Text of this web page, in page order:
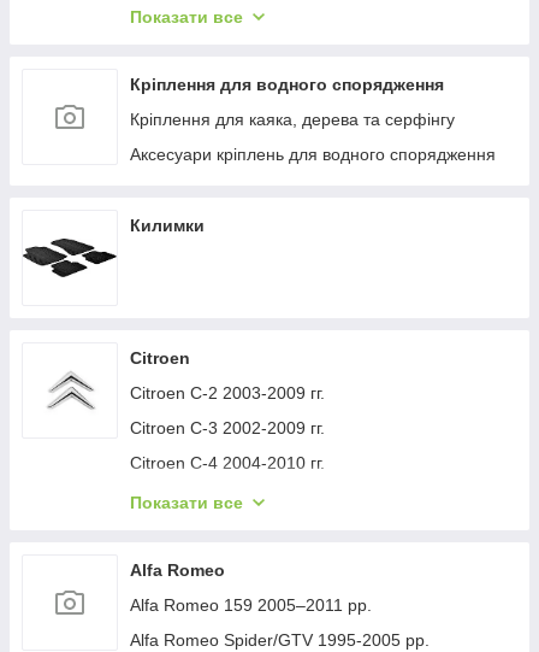
Палатки на дах
Бокси на фаркоп
Показати все
Кріплення для водного спорядження
Кріплення для каяка, дерева та серфінгу
Аксесуари кріплень для водного спорядження
Килимки
Citroen
Citroen C-2 2003-2009 гг.
Citroen C-3 2002-2009 гг.
Citroen C-4 2004-2010 гг.
Citroen C-1 2005-2014 гг.
Citroen C-4 Picasso 2006-2013 гг.
Citroen Nemo 2007-2017 гг.
Citroen Berlingo 1996-2008 гг.
Показати все
Alfa Romeo
Alfa Romeo 159 2005–2011 рр.
Alfa Romeo Spider/GTV 1995-2005 рр.